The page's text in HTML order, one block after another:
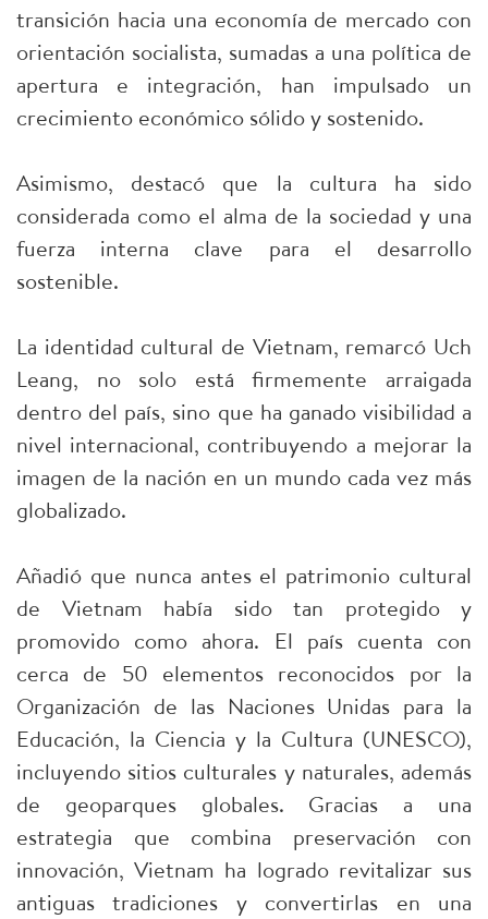
transición hacia una economía de mercado con
orientación socialista, sumadas a una política de
apertura e integración, han impulsado un
crecimiento económico sólido y sostenido.
Asimismo, destacó que la cultura ha sido
considerada como el alma de la sociedad y una
fuerza interna clave para el desarrollo
sostenible.
La identidad cultural de Vietnam, remarcó Uch
Leang, no solo está firmemente arraigada
dentro del país, sino que ha ganado visibilidad a
nivel internacional, contribuyendo a mejorar la
imagen de la nación en un mundo cada vez más
globalizado.
Añadió que nunca antes el patrimonio cultural
de Vietnam había sido tan protegido y
promovido como ahora. El país cuenta con
cerca de 50 elementos reconocidos por la
Organización de las Naciones Unidas para la
Educación, la Ciencia y la Cultura (UNESCO),
incluyendo sitios culturales y naturales, además
de geoparques globales. Gracias a una
estrategia que combina preservación con
innovación, Vietnam ha logrado revitalizar sus
antiguas tradiciones y convertirlas en una